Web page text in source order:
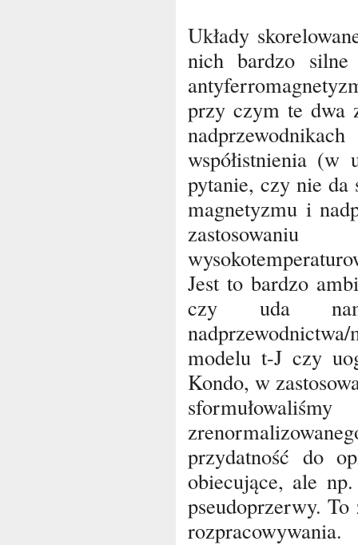
Układy
nich bardzo silne
przy czym te dwa
współistnienia (w
pytanie, czy nie
magnetyzmu i
Jest to bardzo
czy uda
modelu t-J czy
Kondo, w
przydatność do
obiecujące, ale
pseudoprzerwy.
rozpracowywania.